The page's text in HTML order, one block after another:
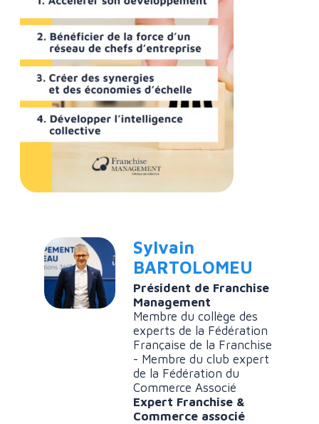
Sylvain
BARTOLOMEU
Président de Franchise
Management
Membre du collège des
experts de la Fédération
Française de la Franchise
- Membre du club expert
de la Fédération du
Commerce Associé
Expert Franchise &
Commerce associé